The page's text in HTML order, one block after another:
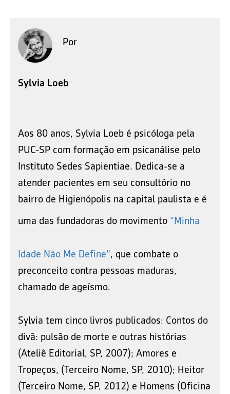
Por
Sylvia Loeb
Aos 80 anos, Sylvia Loeb é psicóloga pela
PUC-SP com formação em psicanálise pelo
Instituto Sedes Sapientiae. Dedica-se a
atender pacientes em seu consultório no
bairro de Higienópolis na capital paulista e é
uma das fundadoras do movimento “Minha
Idade Não Me Define”, que combate o
preconceito contra pessoas maduras,
chamado de ageísmo.
Sylvia tem cinco livros publicados: Contos do
divã: pulsão de morte e outras histórias
(Ateliê Editorial, SP, 2007); Amores e
Tropeços, (Terceiro Nome, SP, 2010); Heitor
(Terceiro Nome, SP, 2012) e Homens (Oficina